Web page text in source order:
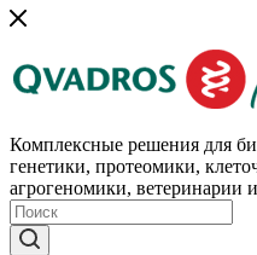
Комплексные решения для
генетики, протеомики,
агрогеномики, ветеринарии